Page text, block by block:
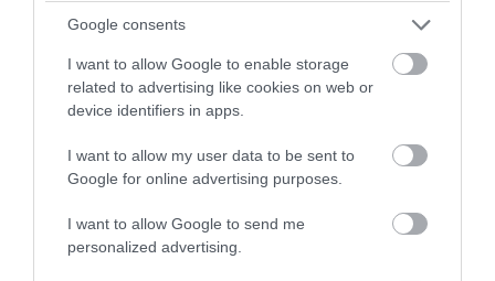
Google consents
I want to allow Google to enable storage
related to advertising like cookies on web or
device identifiers in apps.
I want to allow my user data to be sent to
Google for online advertising purposes.
I want to allow Google to send me
personalized advertising.
PRONEWS.GR /
Μια «σικέ» πριγκίπισσα που κορόιδεψε
ένα ολόκληρο χωριό!
06.08.2026 | 13:45